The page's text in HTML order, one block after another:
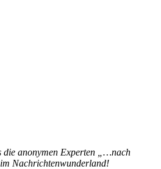
die anonymen Experten „…nach
Nachrichtenwunderland!